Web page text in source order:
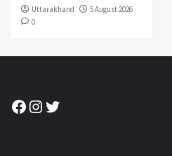
Uttarakhand
5 August 2026
0
Facebook
Instagram
Twitter